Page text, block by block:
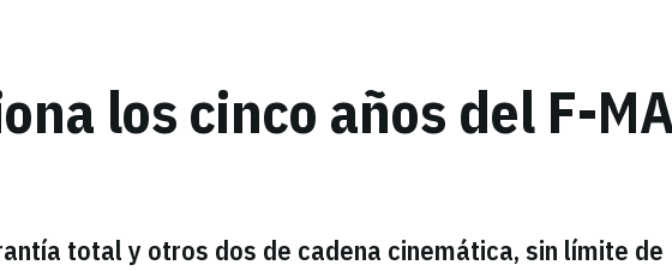
los cinco años del F-
total y otros dos de cadena cinemática, sin límite de